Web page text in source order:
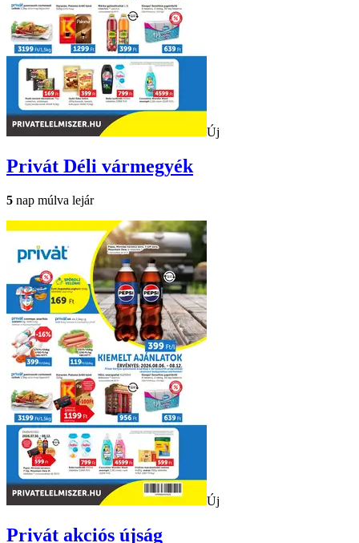
Új
Privát Déli vármegyék
5 nap múlva lejár
Új
Privát akciós újság